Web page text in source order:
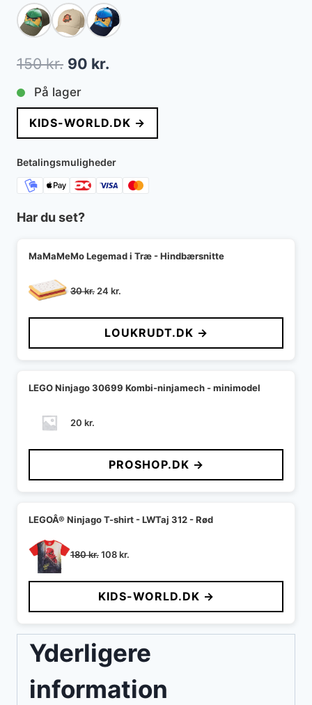
150kr. Den
oprindelige
pris
var:
150 kr..
90 kr.
pris
er:
90 kr..
På lager
KIDS-WORLD.DK →
Betalingsmuligheder
Har du set?
MaMaMeMo Legemad i Træ - Hindbærsnitte
30kr. Den
pris
var:
30 kr..
24 kr.
pris
er:
24 kr..
LOUKRUDT.DK →
LEGO Ninjago 30699 Kombi-ninjamech - minimodel
20 kr.
PROSHOP.DK →
LEGOÂ® Ninjago T-shirt - LWTaj 312 - Rød
180kr.Den
pris
var:
180 kr..
108kr.
pris
er:
108 kr..
KIDS-WORLD.DK →
Yderligere
information